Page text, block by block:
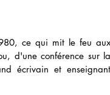
ce qui mit le feu aux
d'une conférence sur la
écrivain et enseignant